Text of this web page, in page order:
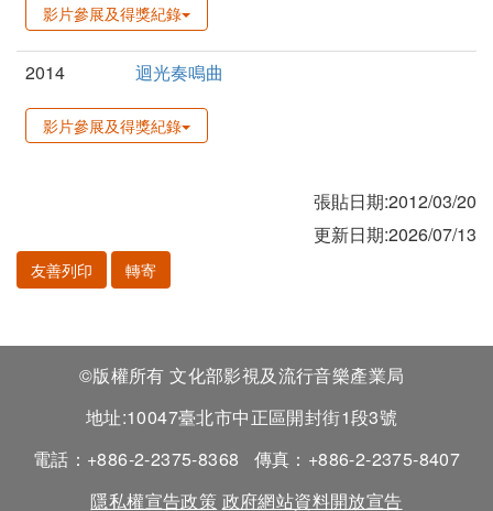
影片參展及得獎紀錄
2014 迴光奏鳴曲
影片參展及得獎紀錄
張貼日期:2012/03/20
更新日期:2026/07/13
友善列印 轉寄
©版權所有 文化部影視及流行音樂產業局
地址:10047臺北市中正區開封街1段3號
電話：+886-2-2375-8368
傳真：+886-2-2375-8407
隱私權宣告政策 政府網站資料開放宣告